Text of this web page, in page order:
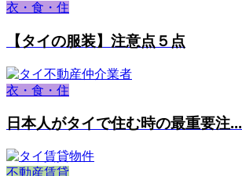
衣・食・住
【タイの服装】注意点５点
衣・食・住
日本人がタイで住む時の最重要注...
不動産賃貸